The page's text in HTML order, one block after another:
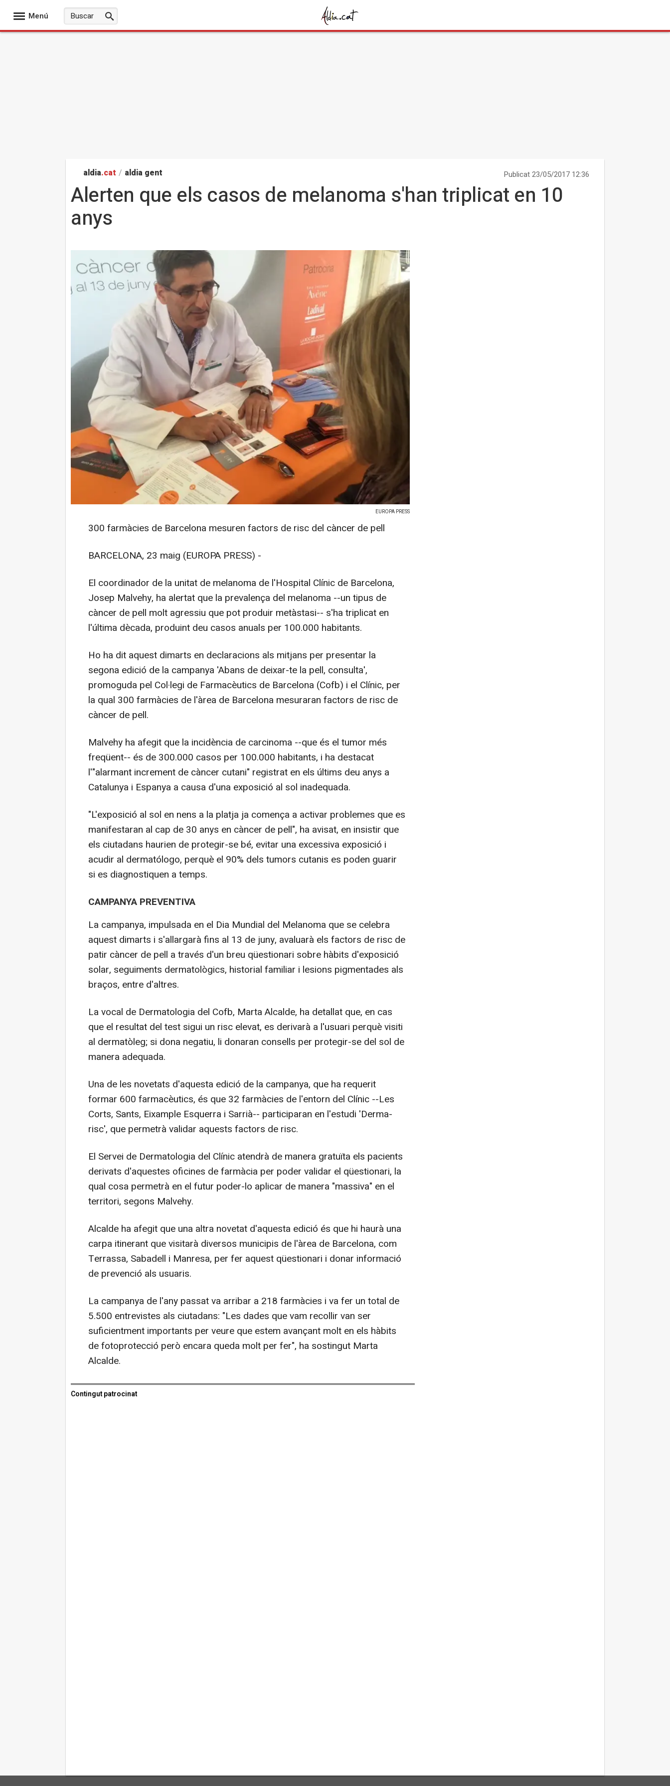
Menú
aldia.cat / aldia gent Publicat 23/05/2017 12:36
Alerten que els casos de melanoma s'han triplicat en 10
anys
EUROPA PRESS
300 farmàcies de Barcelona mesuren factors de risc del càncer de pell
BARCELONA, 23 maig (EUROPA PRESS) -
El coordinador de la unitat de melanoma de l'Hospital Clínic de Barcelona,
Josep Malvehy, ha alertat que la prevalença del melanoma --un tipus de
càncer de pell molt agressiu que pot produir metàstasi-- s'ha triplicat en
l'última dècada, produint deu casos anuals per 100.000 habitants.
Ho ha dit aquest dimarts en declaracions als mitjans per presentar la
segona edició de la campanya 'Abans de deixar-te la pell, consulta',
promoguda pel Col·legi de Farmacèutics de Barcelona (Cofb) i el Clínic, per
la qual 300 farmàcies de l'àrea de Barcelona mesuraran factors de risc de
càncer de pell.
Malvehy ha afegit que la incidència de carcinoma --que és el tumor més
freqüent-- és de 300.000 casos per 100.000 habitants, i ha destacat
l'"alarmant increment de càncer cutani" registrat en els últims deu anys a
Catalunya i Espanya a causa d'una exposició al sol inadequada.
"L'exposició al sol en nens a la platja ja comença a activar problemes que es
manifestaran al cap de 30 anys en càncer de pell", ha avisat, en insistir que
els ciutadans haurien de protegir-se bé, evitar una excessiva exposició i
acudir al dermatólogo, perquè el 90% dels tumors cutanis es poden guarir
si es diagnostiquen a temps.
CAMPANYA PREVENTIVA
La campanya, impulsada en el Dia Mundial del Melanoma que se celebra
aquest dimarts i s'allargarà fins al 13 de juny, avaluarà els factors de risc de
patir càncer de pell a través d'un breu qüestionari sobre hàbits d'exposició
solar, seguiments dermatològics, historial familiar i lesions pigmentades als
braços, entre d'altres.
La vocal de Dermatologia del Cofb, Marta Alcalde, ha detallat que, en cas
que el resultat del test sigui un risc elevat, es derivarà a l'usuari perquè visiti
al dermatòleg; si dona negatiu, li donaran consells per protegir-se del sol de
manera adequada.
Una de les novetats d'aquesta edició de la campanya, que ha requerit
formar 600 farmacèutics, és que 32 farmàcies de l'entorn del Clínic --Les
Corts, Sants, Eixample Esquerra i Sarrià-- participaran en l'estudi 'Derma-
risc', que permetrà validar aquests factors de risc.
El Servei de Dermatologia del Clínic atendrà de manera gratuïta els pacients
derivats d'aquestes oficines de farmàcia per poder validar el qüestionari, la
qual cosa permetrà en el futur poder-lo aplicar de manera "massiva" en el
territori, segons Malvehy.
Alcalde ha afegit que una altra novetat d'aquesta edició és que hi haurà una
carpa itinerant que visitarà diversos municipis de l'àrea de Barcelona, com
Terrassa, Sabadell i Manresa, per fer aquest qüestionari i donar informació
de prevenció als usuaris.
La campanya de l'any passat va arribar a 218 farmàcies i va fer un total de
5.500 entrevistes als ciutadans: "Les dades que vam recollir van ser
suficientment importants per veure que estem avançant molt en els hàbits
de fotoprotecció però encara queda molt per fer", ha sostingut Marta
Alcalde.
Contingut patrocinat